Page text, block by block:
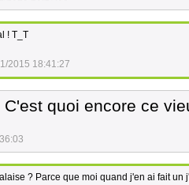
! T_T
2015 18:41:27
C'est quoi encore ce
? Parce que moi quand j'en ai fait un